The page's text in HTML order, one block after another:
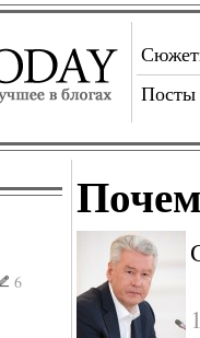
Посты
6